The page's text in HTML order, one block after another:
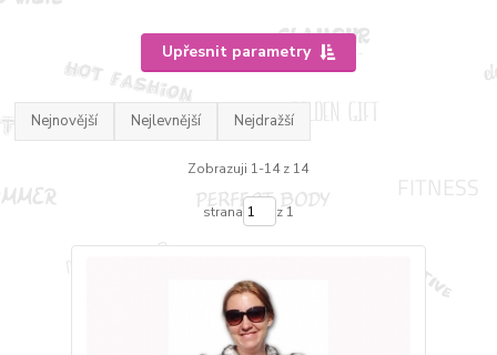
Upřesnit parametry
Nejnovější Nejlevnější Nejdražší
Zobrazuji 1-14 z 14
strana z 1